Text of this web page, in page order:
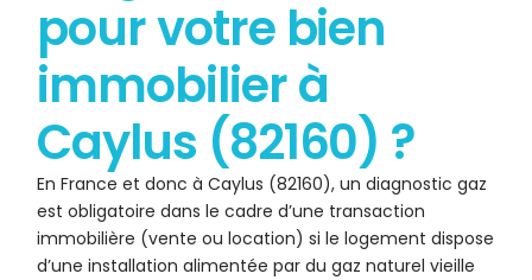
pour votre bien
immobilier à
Caylus (82160) ?
En France et donc à Caylus (82160), un diagnostic gaz
est obligatoire dans le cadre d’une transaction
immobilière (vente ou location) si le logement dispose
d’une installation alimentée par du gaz naturel vieille